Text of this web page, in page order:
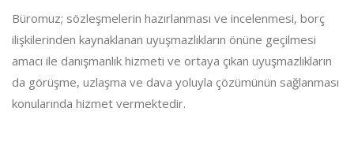
Büromuz; sözleşmelerin hazırlanması ve incelenmesi, borç
ilişkilerinden kaynaklanan uyuşmazlıkların önüne geçilmesi
amacı ile danışmanlık hizmeti ve ortaya çıkan uyuşmazlıkların
da görüşme, uzlaşma ve dava yoluyla çözümünün sağlanması
konularında hizmet vermektedir.